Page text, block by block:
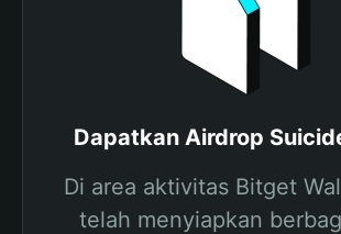
Dapatkan Airdrop
Di area aktivitas Bitget
telah menyiapkan